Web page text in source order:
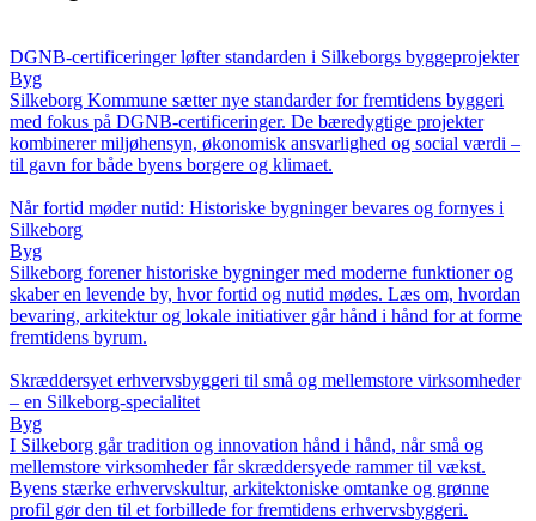
DGNB-certificeringer løfter standarden i Silkeborgs byggeprojekter
Byg
Silkeborg Kommune sætter nye standarder for fremtidens byggeri
med fokus på DGNB-certificeringer. De bæredygtige projekter
kombinerer miljøhensyn, økonomisk ansvarlighed og social værdi –
til gavn for både byens borgere og klimaet.
Når fortid møder nutid: Historiske bygninger bevares og fornyes i
Silkeborg
Byg
Silkeborg forener historiske bygninger med moderne funktioner og
skaber en levende by, hvor fortid og nutid mødes. Læs om, hvordan
bevaring, arkitektur og lokale initiativer går hånd i hånd for at forme
fremtidens byrum.
Skræddersyet erhvervsbyggeri til små og mellemstore virksomheder
– en Silkeborg-specialitet
Byg
I Silkeborg går tradition og innovation hånd i hånd, når små og
mellemstore virksomheder får skræddersyede rammer til vækst.
Byens stærke erhvervskultur, arkitektoniske omtanke og grønne
profil gør den til et forbillede for fremtidens erhvervsbyggeri.